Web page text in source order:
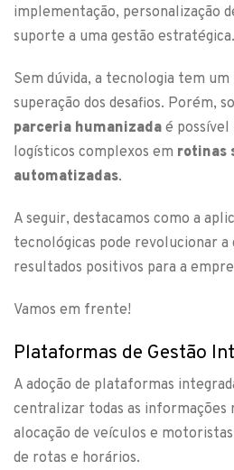
implementação, personalização
suporte a uma gestão estratégica.
Sem dúvida, a tecnologia tem
superação dos desafios. Porém,
parceria humanizada é
logísticos complexos em rotinas
automatizadas.
A seguir, destacamos como a
tecnológicas pode revolucionar
resultados positivos para a
Vamos em frente!
Plataformas de Gestão
A adoção de plataformas
centralizar todas as informações
alocação de veículos e
de rotas e horários.